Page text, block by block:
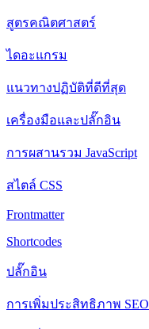
สูตรคณิตศาสตร์
ไดอะแกรม
แนวทางปฏิบัติที่ดีที่สุด
เครื่องมือและปลั๊กอิน
การผสานรวม JavaScript
สไตล์ CSS
Frontmatter
Shortcodes
ปลั๊กอิน
การเพิ่มประสิทธิภาพ SEO